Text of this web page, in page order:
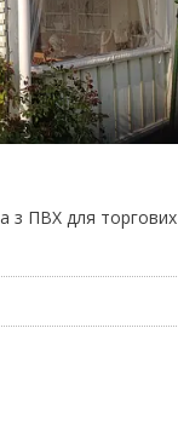
з ПВХ для торгових